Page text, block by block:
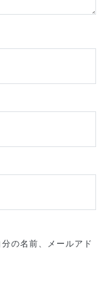
の名前、メールアド